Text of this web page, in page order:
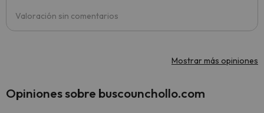
Valoración sin comentarios
Mostrar más opiniones
Opiniones sobre buscounchollo.com